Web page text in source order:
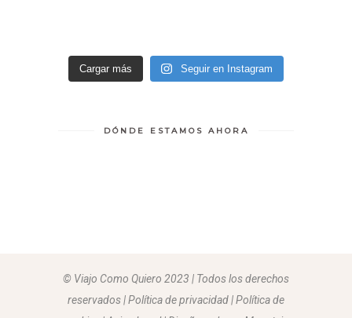
Cargar más Seguir en Instagram
DÓNDE ESTAMOS AHORA
© Viajo Como Quiero 2023 | Todos los derechos
reservados | Política de privacidad | Política de